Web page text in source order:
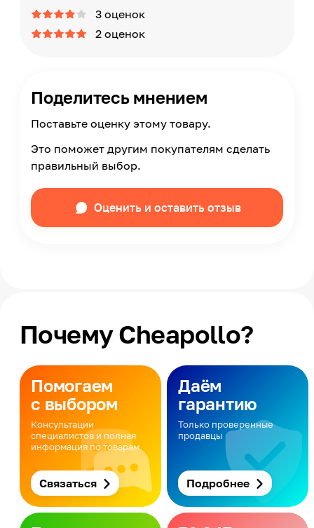
3 оценок
2 оценок
Поделитесь мнением
Поставьте оценку этому товару.
Это поможет другим покупателям сделать
правильный выбор.
Оценить и оставить отзыв
Почему Cheapollo?
Помогаем
с выбором
Консультации
специалистов и полная
информация по товарам
Связаться
Даём
гарантию
Только проверенные
продавцы
Подробнее